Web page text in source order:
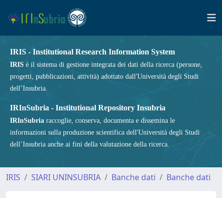
IRIS - Institutional Research Information System
IRIS è il sistema di gestione integrata dei dati della ricerca (persone,
progetti, pubblicazioni, attività) adottato dall'Università degli Studi
dell’Insubria.
IRInSubria - Institutional Repository Insubria
IRInSubria raccoglie, conserva, documenta e dissemina le
informazioni sulla produzione scientifica dell'Università degli Studi
dell’Insubria anche ai fini della valutazione della ricerca.
IRIS SIARI UNINSUBRIA Banche dati Banche dati